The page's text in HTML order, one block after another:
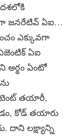
దశలోకి
జనరేటివ్‌ ఏఐ…
ఎక్కువగా
ఏఐ
అర్థం ఏంటో
తయారీ,
కోడ్‌ తయారు
దాని లక్ష్యాన్ని